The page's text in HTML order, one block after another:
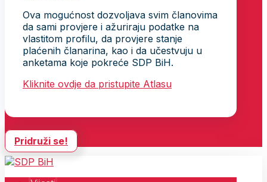
Ova mogućnost dozvoljava svim članovima
da sami provjere i ažuriraju podatke na
vlastitom profilu, da provjere stanje
plaćenih članarina, kao i da učestvuju u
anketama koje pokreće SDP BiH.
Kliknite ovdje da pristupite Atlasu
Pridruži se!